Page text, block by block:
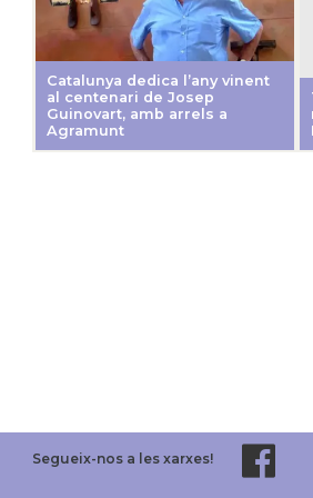
Catalunya dedica l’any vinent
al centenari de Josep
Guinovart, amb arrels a
Agramunt
Segueix-nos a les xarxes!